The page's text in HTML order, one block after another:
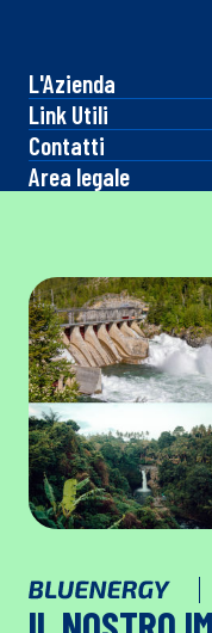
L'Azienda
Link Utili
Contatti
Area legale